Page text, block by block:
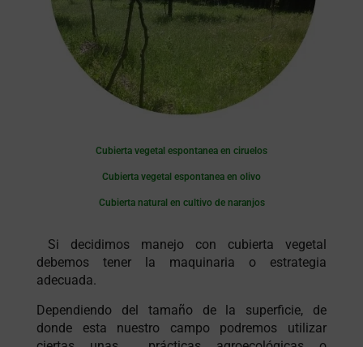
Cubierta vegetal espontanea en ciruelos
Cubierta vegetal espontanea en olivo
Cubierta natural en cultivo de naranjos
Si decidimos manejo con cubierta vegetal
debemos tener la maquinaria o estrategia
adecuada.
Dependiendo del tamaño de la superficie, de
donde esta nuestro campo podremos utilizar